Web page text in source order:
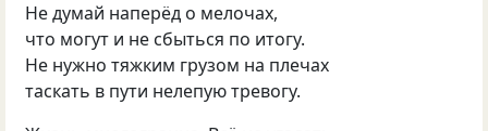
Не думай наперёд о мелочах,
что могут и не сбыться по итогу.
Не нужно тяжким грузом на плечах
таскать в пути нелепую тревогу.